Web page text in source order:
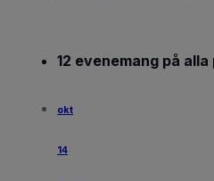
12 evenemang på
okt
14